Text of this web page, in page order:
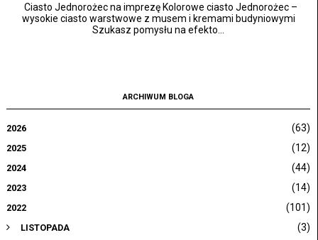
Ciasto Jednorożec na imprezę Kolorowe ciasto Jednorożec –
wysokie ciasto warstwowe z musem i kremami budyniowymi
Szukasz pomysłu na efekto...
ARCHIWUM BLOGA
2026 (63)
2025 (12)
2024 (44)
2023 (14)
2022 (101)
LISTOPADA (3)